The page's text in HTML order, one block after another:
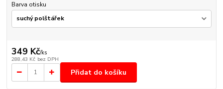
Barva otisku
349 Kč/ks
288,43 Kč bez DPH
Přidat do košíku